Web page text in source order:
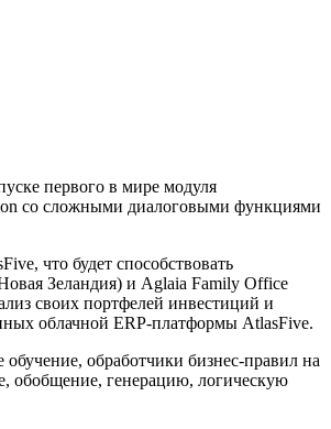
первого в мире модуля
со сложными диалоговыми функциями
что будет способствовать
Зеландия) и Aglaia Family Office
своих портфелей инвестиций и
облачной ERP-платформы AtlasFive.
обработчики бизнес-правил на
обобщение, генерацию, логическую